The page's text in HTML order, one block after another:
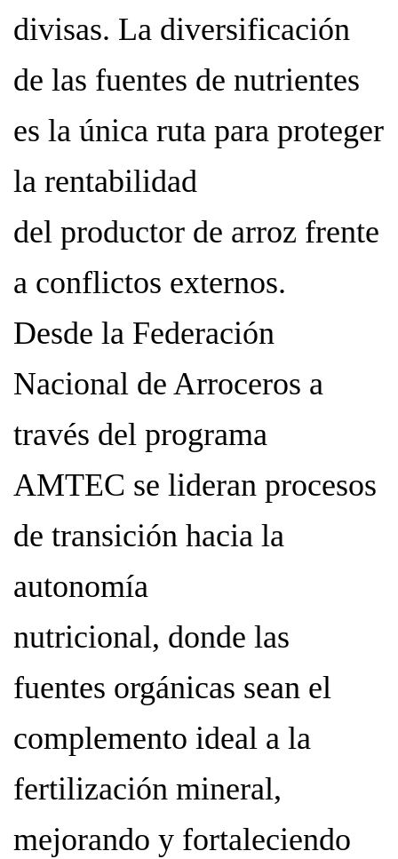
divisas. La diversificación
de las fuentes de nutrientes
es la única ruta para proteger
la rentabilidad
del productor de arroz frente
a conflictos externos.
Desde la Federación
Nacional de Arroceros a
través del programa
AMTEC se lideran procesos
de transición hacia la
autonomía
nutricional, donde las
fuentes orgánicas sean el
complemento ideal a la
fertilización mineral,
mejorando y fortaleciendo